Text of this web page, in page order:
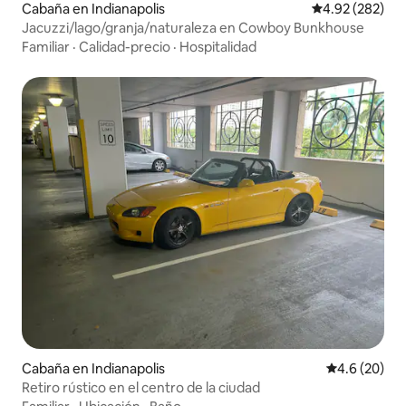
Cabaña en Indianapolis Calificación
4.92 (282)
Jacuzzi/lago/granja/naturaleza en Cowboy Bunkhouse
Familiar · Calidad-precio · Hospitalidad
Cabaña en Indianapolis Calificación
4.6 (20)
Retiro rústico en el centro de la ciudad